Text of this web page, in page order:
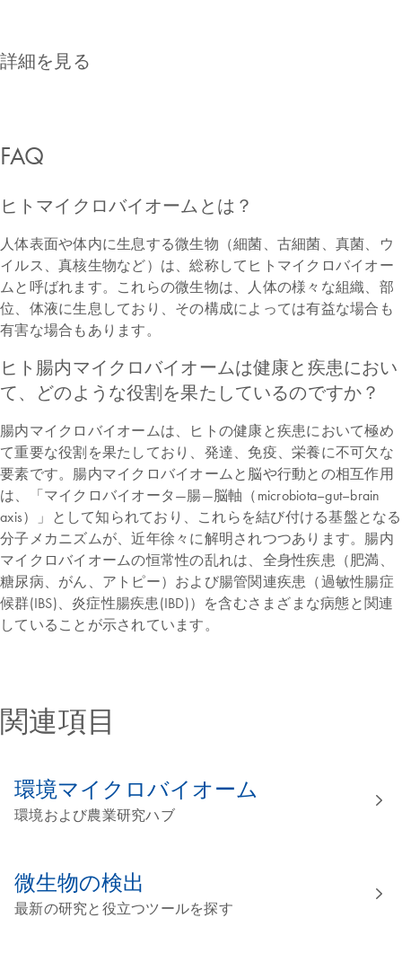
詳細を見る
FAQ
ヒトマイクロバイオームとは？
人体表面や体内に生息する微生物（細菌、古細菌、真菌、ウ
イルス、真核生物など）は、総称してヒトマイクロバイオー
ムと呼ばれます。これらの微生物は、人体の様々な組織、部
位、体液に生息しており、その構成によっては有益な場合も
有害な場合もあります。
ヒト腸内マイクロバイオームは健康と疾患におい
て、どのような役割を果たしているのですか？
腸内マイクロバイオームは、ヒトの健康と疾患において極め
て重要な役割を果たしており、発達、免疫、栄養に不可欠な
要素です。腸内マイクロバイオームと脳や行動との相互作用
は、「マイクロバイオータ―腸―脳軸（microbiota–gut–brain
axis）」として知られており、これらを結び付ける基盤となる
分子メカニズムが、近年徐々に解明されつつあります。腸内
マイクロバイオームの恒常性の乱れは、全身性疾患（肥満、
糖尿病、がん、アトピー）および腸管関連疾患（過敏性腸症
候群(IBS)、炎症性腸疾患(IBD)）を含むさまざまな病態と関連
していることが示されています。
関連項目
環境マイクロバイオーム
環境および農業研究ハブ
微生物の検出
最新の研究と役立つツールを探す